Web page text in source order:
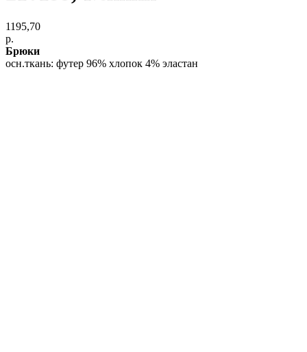
1195,70
р.
Брюки
осн.ткань: футер 96% хлопок 4% эластан